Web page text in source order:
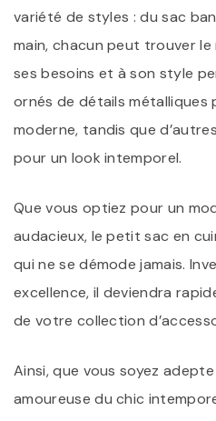
variété de styles : du sac
main, chacun peut trouver
ses besoins et à son style
ornés de détails métalliques
moderne, tandis que
pour un look intemporel.
Que vous optiez pour un
audacieux, le petit sac en
qui ne se démode jamais.
excellence, il deviendra
de votre collection
Ainsi, que vous soyez
amoureuse du chic